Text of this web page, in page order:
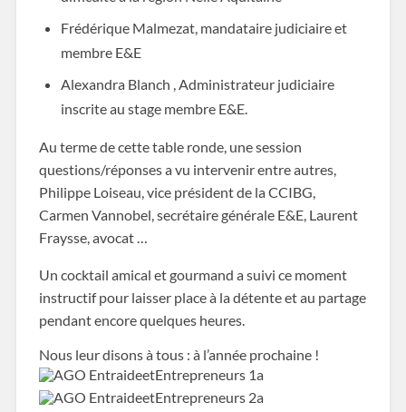
Frédérique Malmezat, mandataire judiciaire et
membre E&E
Alexandra Blanch , Administrateur judiciaire
inscrite au stage membre E&E.
Au terme de cette table ronde, une session
questions/réponses a vu intervenir entre autres,
Philippe Loiseau, vice président de la CCIBG,
Carmen Vannobel, secrétaire générale E&E, Laurent
Fraysse, avocat …
Un cocktail amical et gourmand a suivi ce moment
instructif pour laisser place à la détente et au partage
pendant encore quelques heures.
Nous leur disons à tous : à l’année prochaine !